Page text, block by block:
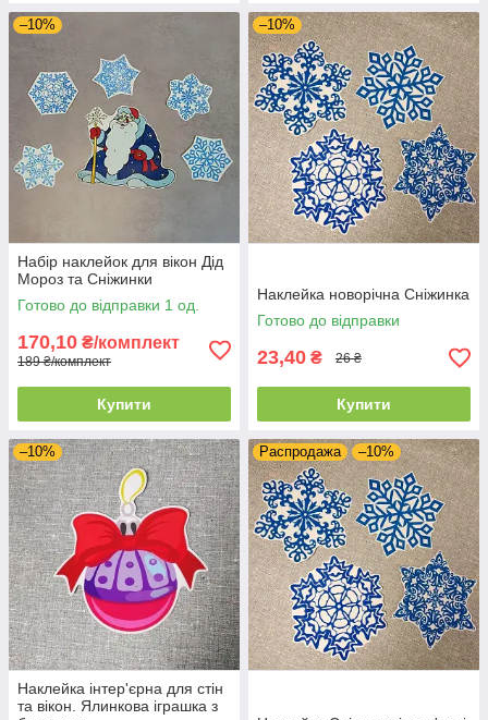
–10%
Набір наклейок для вікон Дід
Мороз та Сніжинки
Готово до відправки 1 од.
170,10 ₴/комплект
189 ₴/комплект
Купити
–10%
Наклейка новорічна Сніжинка
Готово до відправки
23,40 ₴ 26 ₴
Купити
–10%
Наклейка інтер'єрна для стін
та вікон. Ялинкова іграшка з
Распродажа –10%